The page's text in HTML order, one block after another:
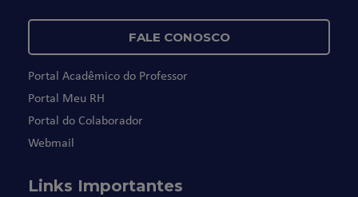
FALE CONOSCO
Portal Acadêmico do Professor
Portal Meu RH
Portal do Colaborador
Webmail
Links Importantes